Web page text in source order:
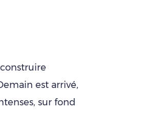
est arrivé,
sur fond